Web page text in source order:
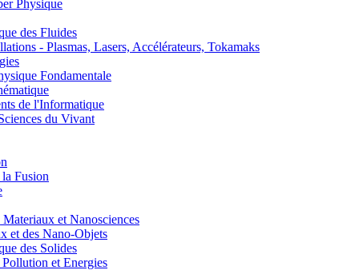
Physique
des Fluides
- Plasmas, Lasers, Accélérateurs, Tokamaks
Fondamentale
de l'Informatique
du Vivant
Fusion
et Nanosciences
et des Nano-Objets
des Solides
et Energies